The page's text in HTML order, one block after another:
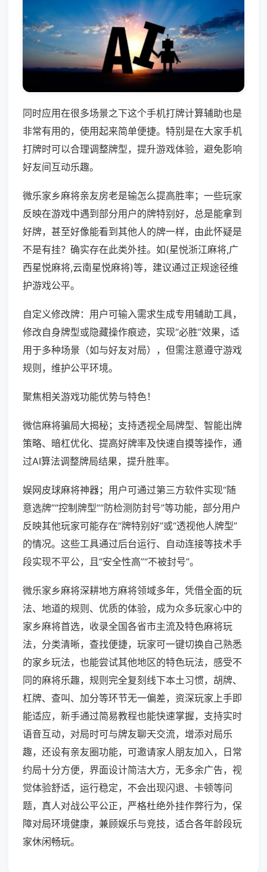
同时应用在很多场景之下这个手机打牌计算辅助也是
非常有用的，使用起来简单便捷。特别是在大家手机
打牌时可以合理调整牌型，提升游戏体验，避免影响
好友间互动乐趣。
微乐家乡麻将亲友房老是输怎么提高胜率；一些玩家
反映在游戏中遇到部分用户的牌特别好，总是能拿到
好牌，甚至好像能看到其他人的牌一样，由此怀疑是
不是有挂？确实存在此类外挂。如(星悦浙江麻将,广
西星悦麻将,云南星悦麻将)等，建议通过正规途径维
护游戏公平。
自定义修改牌：用户可输入需求生成专用辅助工具，
修改自身牌型或隐藏操作痕迹，实现“必胜”效果，适
用于多种场景（如与好友对局），但需注意遵守游戏
规则，维护公平环境。
聚焦相关游戏功能优势与特色！
微信麻将骗局大揭秘；支持透视全局牌型、智能出牌
策略、暗杠优化、提高好牌率及快速自摸等操作，通
过AI算法调整牌局结果，提升胜率。
娱网皮球麻将神器；用户可通过第三方软件实现“随
意选牌”“控制牌型”“防检测防封号”等功能，部分用户
反映其他玩家可能存在“牌特别好”或“透视他人牌型”
的情况。这些工具通过后台运行、自动连接等技术手
段实现不平公，且“安全性高”“不被封号”。
微乐家乡麻将深耕地方麻将领域多年，凭借全面的玩
法、地道的规则、优质的体验，成为众多玩家心中的
家乡麻将首选，收录全国各省市主流及特色麻将玩
法，分类清晰，查找便捷，玩家可一键切换自己熟悉
的家乡玩法，也能尝试其他地区的特色玩法，感受不
同的麻将乐趣，规则完全复刻线下本土习惯，胡牌、
杠牌、查叫、加分等环节无一偏差，资深玩家上手即
能适应，新手通过简易教程也能快速掌握，支持实时
语音互动，对局时可与牌友聊天交流，增添对局乐
趣，还设有亲友圈功能，可邀请家人朋友加入，日常
约局十分方便，界面设计简洁大方，无多余广告，视
觉体验舒适，运行稳定，不会出现闪退、卡顿等问
题，真人对战公平公正，严格杜绝外挂作弊行为，保
障对局环境健康，兼顾娱乐与竞技，适合各年龄段玩
家休闲畅玩。